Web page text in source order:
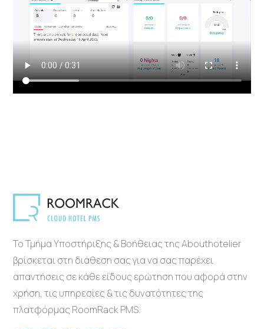
Το Τμήμα Υποστήριξης & Βοήθειας της Abouthotelier
βρίσκεται στη διάθεση σας για να σας παρέχει
απαντήσεις σε κάθε είδους ερώτηση που αφορά στην
χρήση, τις υπηρεσίες & τις δυνατότητες της
πλατφόρμας RoomRack PMS.